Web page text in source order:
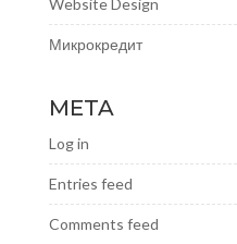
Website Design
Микрокредит
META
Log in
Entries feed
Comments feed